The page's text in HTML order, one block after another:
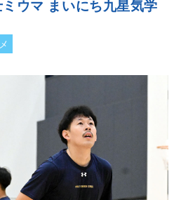
ミウマ まいにち九星気学